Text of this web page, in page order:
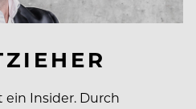
ein In­sider. Durch